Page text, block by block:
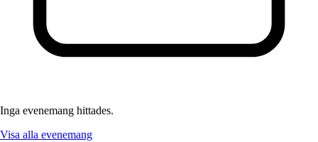
Inga evenemang hittades.
Visa alla evenemang